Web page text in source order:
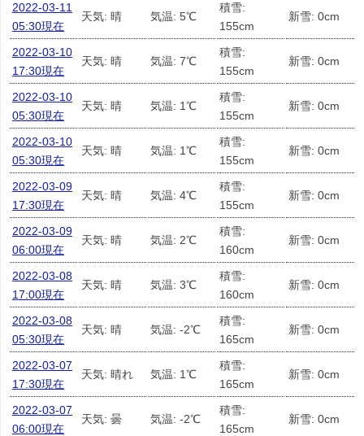
2022-03-11
05:30現在
天気: 晴 気温: 5℃
積雪:
155cm
新雪: 0cm
2022-03-10
17:30現在
天気: 晴 気温: 7℃
積雪:
155cm
新雪: 0cm
2022-03-10
05:30現在
天気: 晴 気温: 1℃
積雪:
155cm
新雪: 0cm
2022-03-10
05:30現在
天気: 晴 気温: 1℃
積雪:
155cm
新雪: 0cm
2022-03-09
17:30現在
天気: 晴 気温: 4℃
積雪:
155cm
新雪: 0cm
2022-03-09
06:00現在
天気: 晴 気温: 2℃
積雪:
160cm
新雪: 0cm
2022-03-08
17:00現在
天気: 晴 気温: 3℃
積雪:
160cm
新雪: 0cm
2022-03-08
05:30現在
天気: 晴 気温: -2℃
積雪:
165cm
新雪: 0cm
2022-03-07
17:30現在
天気: 晴れ 気温: 1℃
積雪:
165cm
新雪: 0cm
2022-03-07
06:00現在
天気: 曇 気温: -2℃
積雪:
165cm
新雪: 0cm